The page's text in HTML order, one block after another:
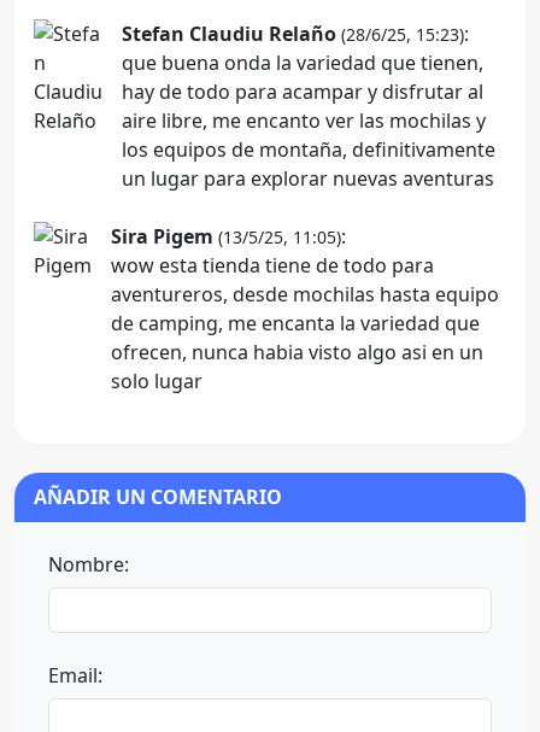
Stefan Claudiu Relaño (28/6/25, 15:23):
que buena onda la variedad que tienen,
hay de todo para acampar y disfrutar al
aire libre, me encanto ver las mochilas y
los equipos de montaña, definitivamente
un lugar para explorar nuevas aventuras
Sira Pigem (13/5/25, 11:05):
wow esta tienda tiene de todo para
aventureros, desde mochilas hasta equipo
de camping, me encanta la variedad que
ofrecen, nunca habia visto algo asi en un
solo lugar
AÑADIR UN COMENTARIO
Nombre:
Email: